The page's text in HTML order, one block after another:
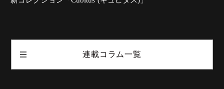
連載コラム一覧